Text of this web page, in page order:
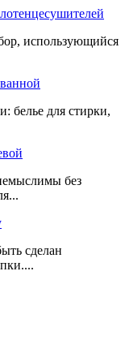
использующийся
белье для стирки,
без
сделан